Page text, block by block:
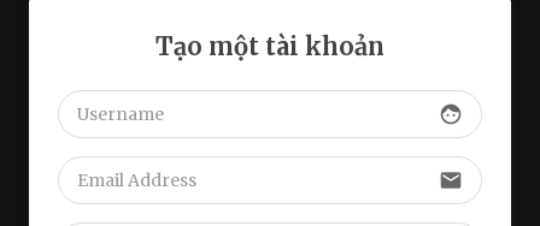
Tạo một tài khoản
face
email